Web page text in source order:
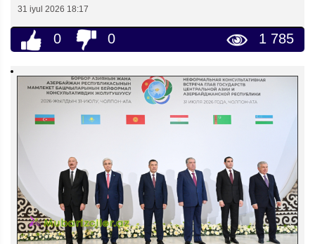
31 iyul 2026 18:17
0 0 1 785